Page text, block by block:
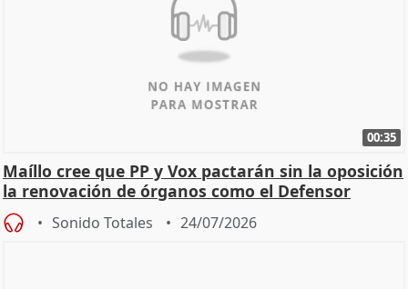
00:35
Maíllo cree que PP y Vox pactarán sin la oposición
la renovación de órganos como el Defensor
Sonido Totales 24/07/2026